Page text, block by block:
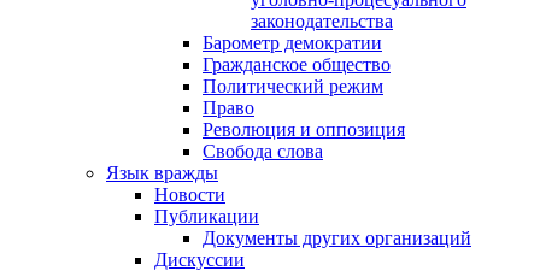
законодательства
Барометр демократии
Гражданское общество
Политический режим
Право
Революция и оппозиция
Свобода слова
Язык вражды
Новости
Публикации
Документы других организаций
Дискуссии